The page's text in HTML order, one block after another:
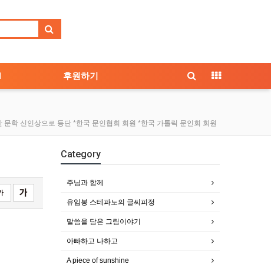
후원하기
문학 신인상으로 등단 *한국 문인협회 회원 *한국 가톨릭 문인회 회원
Category
주님과 함께
유임봉 스테파노의 글씨피정
말씀을 담은 그림이야기
아빠하고 나하고
A piece of sunshine